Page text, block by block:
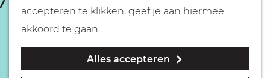
accepteren te klikken, geef je aan hiermee
akkoord te gaan.
Alles accepteren
a
Geocachen
n